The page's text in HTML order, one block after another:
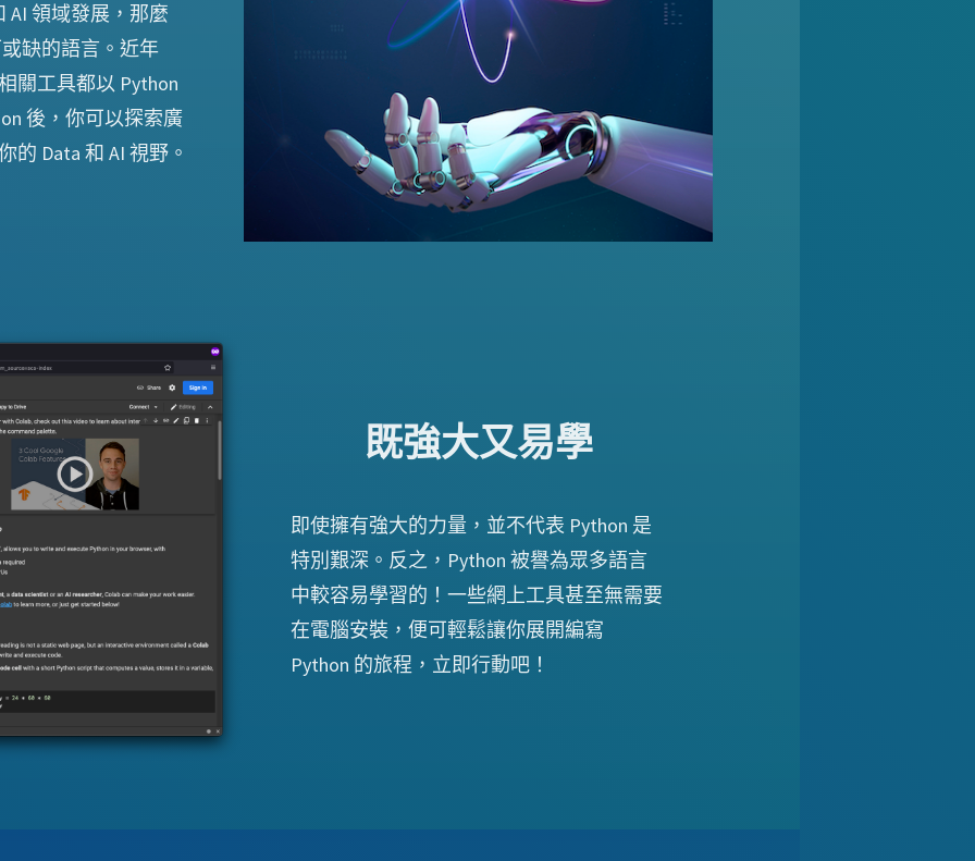
AI 領域發展，那麼
缺的語言。近年
關工具都以 Python
後，你可以探索廣
的 Data 和 AI 視野。
既強大又易學
即使擁有強大的力量，並不代表 Python 是
特別艱深。反之，Python 被譽為眾多語言
中較容易學習的！一些網上工具甚至無需要
在電腦安裝，便可輕鬆讓你展開編寫
Python 的旅程，立即行動吧！